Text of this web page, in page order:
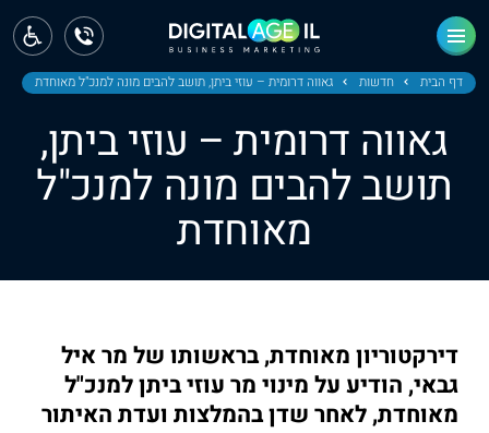
דף הבית חדשות גאווה דרומית – עוזי ביתן, תושב להבים מונה למנכ"ל מאוחדת
גאווה דרומית – עוזי ביתן,
תושב להבים מונה למנכ"ל
מאוחדת
דירקטוריון מאוחדת, בראשותו של מר איל
גבאי, הודיע על מינוי מר עוזי ביתן למנכ"ל
מאוחדת, לאחר שדן בהמלצות ועדת האיתור
ראשי
חדשות
מחוז צפון
מחוז חיפה
מחוז מרכז
מחוז דרום
תל אביב